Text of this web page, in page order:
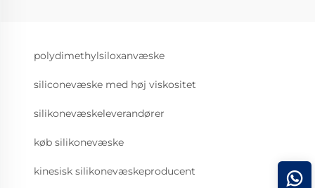
polydimethylsiloxanvæske
siliconevæske med høj viskositet
silikonevæskeleverandører
køb silikonevæske
kinesisk silikonevæskeproducent